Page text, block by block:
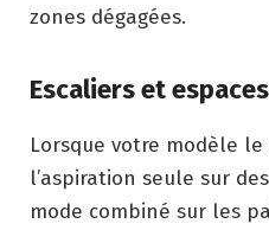
zones dégagées.
Escaliers et
Lorsque votre modèle
l’aspiration seule sur
mode combiné sur les